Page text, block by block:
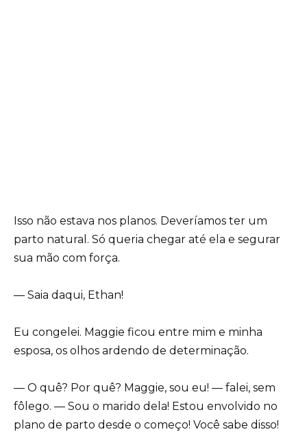
Isso não estava nos planos. Deveríamos ter um
parto natural. Só queria chegar até ela e segurar
sua mão com força.
— Saia daqui, Ethan!
Eu congelei. Maggie ficou entre mim e minha
esposa, os olhos ardendo de determinação.
— O quê? Por quê? Maggie, sou eu! — falei, sem
fôlego. — Sou o marido dela! Estou envolvido no
plano de parto desde o começo! Você sabe disso!